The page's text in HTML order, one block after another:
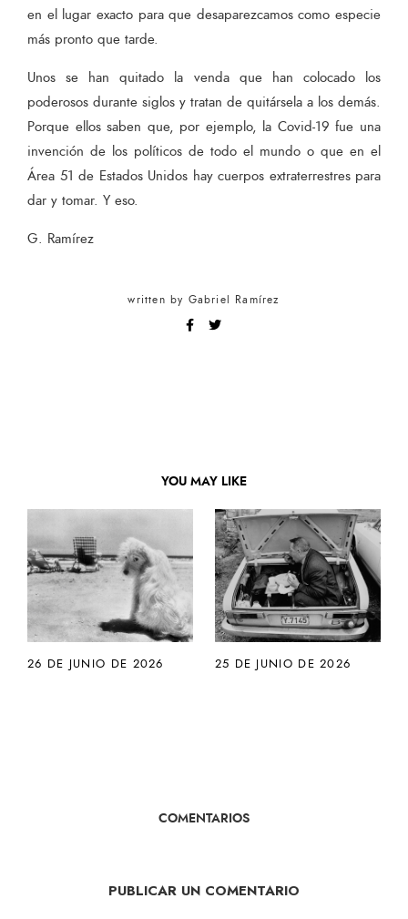
en el lugar exacto para que desaparezcamos como especie
más pronto que tarde.
Unos se han quitado la venda que han colocado los
poderosos durante siglos y tratan de quitársela a los demás.
Porque ellos saben que, por ejemplo, la Covid-19 fue una
invención de los políticos de todo el mundo o que en el
Área 51 de Estados Unidos hay cuerpos extraterrestres para
dar y tomar. Y eso.
G. Ramírez
written by Gabriel Ramírez
YOU MAY LIKE
26 DE JUNIO DE 2026 25 DE JUNIO DE 2026
COMENTARIOS
PUBLICAR UN COMENTARIO